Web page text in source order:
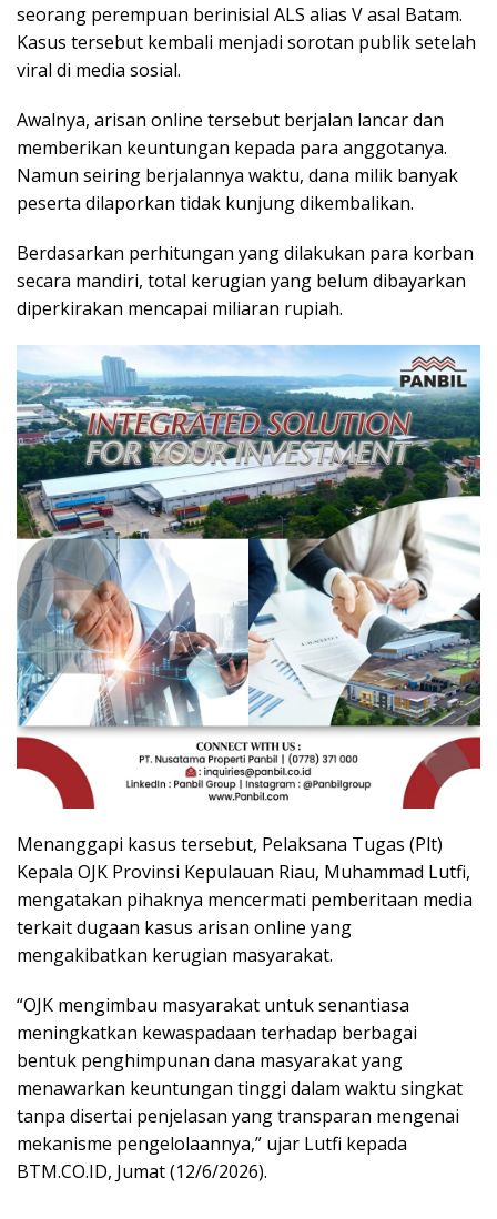
seorang perempuan berinisial ALS alias V asal Batam.
Kasus tersebut kembali menjadi sorotan publik setelah
viral di media sosial.
Awalnya, arisan online tersebut berjalan lancar dan
memberikan keuntungan kepada para anggotanya.
Namun seiring berjalannya waktu, dana milik banyak
peserta dilaporkan tidak kunjung dikembalikan.
Berdasarkan perhitungan yang dilakukan para korban
secara mandiri, total kerugian yang belum dibayarkan
diperkirakan mencapai miliaran rupiah.
Menanggapi kasus tersebut, Pelaksana Tugas (Plt)
Kepala OJK Provinsi Kepulauan Riau, Muhammad Lutfi,
mengatakan pihaknya mencermati pemberitaan media
terkait dugaan kasus arisan online yang
mengakibatkan kerugian masyarakat.
“OJK mengimbau masyarakat untuk senantiasa
meningkatkan kewaspadaan terhadap berbagai
bentuk penghimpunan dana masyarakat yang
menawarkan keuntungan tinggi dalam waktu singkat
tanpa disertai penjelasan yang transparan mengenai
mekanisme pengelolaannya,” ujar Lutfi kepada
BTM.CO.ID, Jumat (12/6/2026).